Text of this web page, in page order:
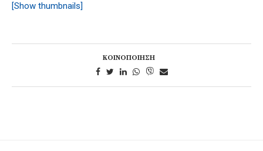
[Show thumbnails]
ΚΟΙΝΟΠΟΊΗΣΗ